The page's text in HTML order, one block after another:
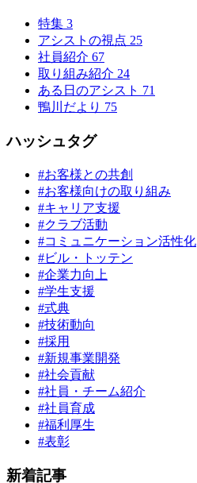
特集 3
アシストの視点 25
社員紹介 67
取り組み紹介 24
ある日のアシスト 71
鴨川だより 75
ハッシュタグ
#お客様との共創
#お客様向けの取り組み
#キャリア支援
#クラブ活動
#コミュニケーション活性化
#ビル・トッテン
#企業力向上
#学生支援
#式典
#技術動向
#採用
#新規事業開発
#社会貢献
#社員・チーム紹介
#社員育成
#福利厚生
#表彰
新着記事